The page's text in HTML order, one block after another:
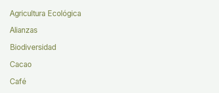
Agricultura Ecológica
Alianzas
Biodiversidad
Cacao
Café